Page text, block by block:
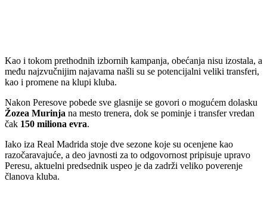
Kao i tokom prethodnih izbornih kampanja, obećanja nisu izostala, a
među najzvučnijim najavama našli su se potencijalni veliki transferi,
kao i promene na klupi kluba.
Nakon Peresove pobede sve glasnije se govori o mogućem dolasku
Žozea Murinja na mesto trenera, dok se pominje i transfer vredan
čak 150 miliona evra.
Iako iza Real Madrida stoje dve sezone koje su ocenjene kao
razočaravajuće, a deo javnosti za to odgovornost pripisuje upravo
Peresu, aktuelni predsednik uspeo je da zadrži veliko poverenje
članova kluba.